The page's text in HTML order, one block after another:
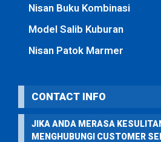
Nisan Buku Kombinasi
Model Salib Kuburan
Nisan Patok Marmer
CONTACT INFO
JIKA ANDA MERASA
MENGHUBUNGI CUSTOMER